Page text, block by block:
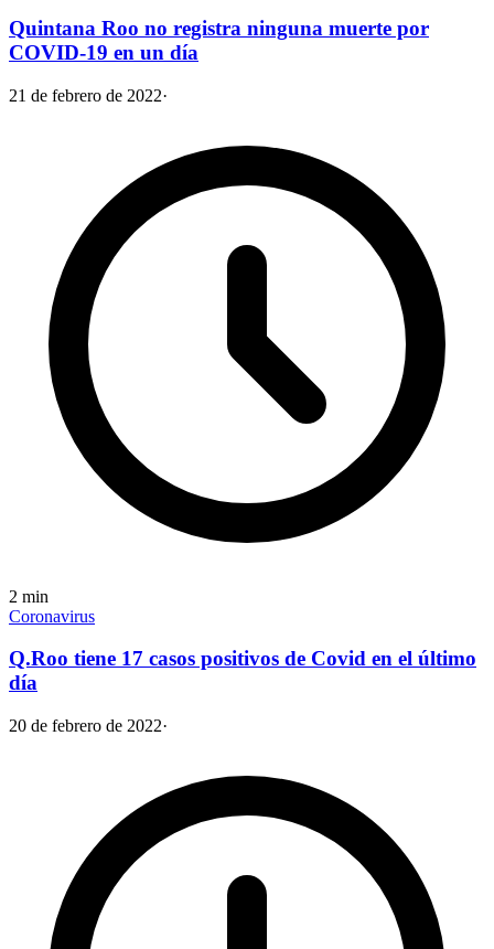
Quintana Roo no registra ninguna muerte por
COVID-19 en un día
21 de febrero de 2022·
2 min
Coronavirus
Q.Roo tiene 17 casos positivos de Covid en el último
día
20 de febrero de 2022·